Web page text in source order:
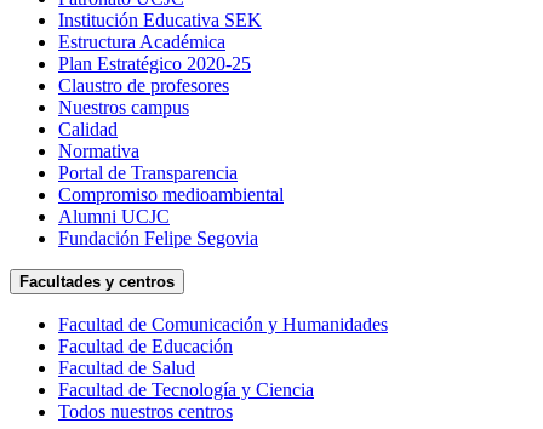
Institución Educativa SEK
Estructura Académica
Plan Estratégico 2020-25
Claustro de profesores
Nuestros campus
Calidad
Normativa
Portal de Transparencia
Compromiso medioambiental
Alumni UCJC
Fundación Felipe Segovia
Facultades y centros
Facultad de Comunicación y Humanidades
Facultad de Educación
Facultad de Salud
Facultad de Tecnología y Ciencia
Todos nuestros centros